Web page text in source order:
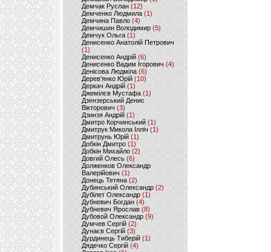
Демчак Руслан (12)
Демченко Людмила (1)
Демчина Павло (4)
Демчишин Володимир (5)
Демчук Ольга(1)
Денисенко Анатолій Петрович
(1)
Денисенко Андрій (6)
Денисенко Вадим Ігорович (4)
Денісова Людміла(6)
Дерев'янко Юрій(10)
Деркач Андрій(1)
Джемілєв Мустафа (1)
Дзензерський Денис
Вікторович (3)
Дзинзя Андрій (1)
Дмитро Корчинський (1)
Дмитрук Микола Ілліч (1)
Дмитрунь Юрій (1)
Добкін Дмитро(1)
Добкін Михайло (2)
Довгий Олесь (6)
Долженков Олександр
Валерійович (1)
Донець Тетяна (2)
Дубинський Олександр(2)
Дубілет Олександр (1)
Дубневич Богдан (4)
Дубневич Ярослав (8)
Дубовой Олександр(9)
Думчев Сергій (2)
Дунаєв Сергій(3)
Дурдинець Тиберій (1)
Дядечко Сергій (4)